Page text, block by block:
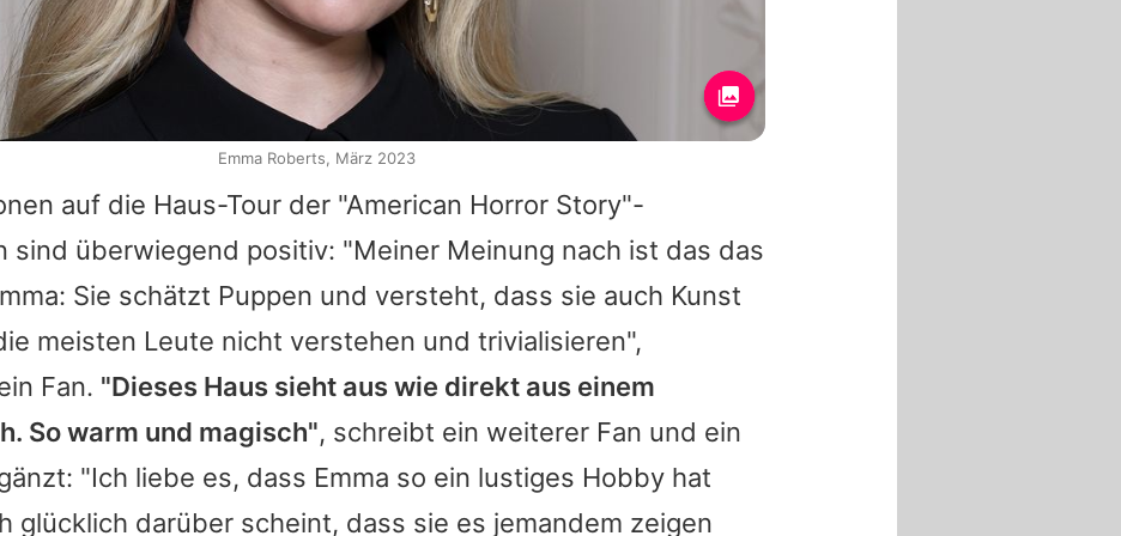
auf die Haus-Tour der "American Horror Story"-
sind überwiegend positiv: "Meiner Meinung nach ist das das
: Sie schätzt Puppen und versteht, dass sie auch Kunst
meisten Leute nicht verstehen und trivialisieren",
Fan. "Dieses Haus sieht aus wie direkt aus einem
So warm und magisch", schreibt ein weiterer Fan und ein
"Ich liebe es, dass Emma so ein lustiges Hobby hat
glücklich darüber scheint, dass sie es jemandem zeigen
Emma Roberts, März 2023